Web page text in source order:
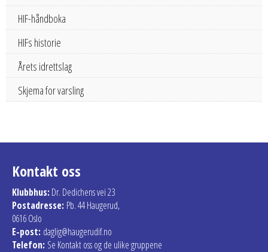
HIF-håndboka
HIFs historie
Årets idrettslag
Skjema for varsling
Kontakt oss
Klubbhus: Dr. Dedichens vei 23
Postadresse: Pb. 44 Haugerud,
0616 Oslo
E-post: daglig@haugerudif.no
Telefon: Se Kontakt oss og de ulike gruppene